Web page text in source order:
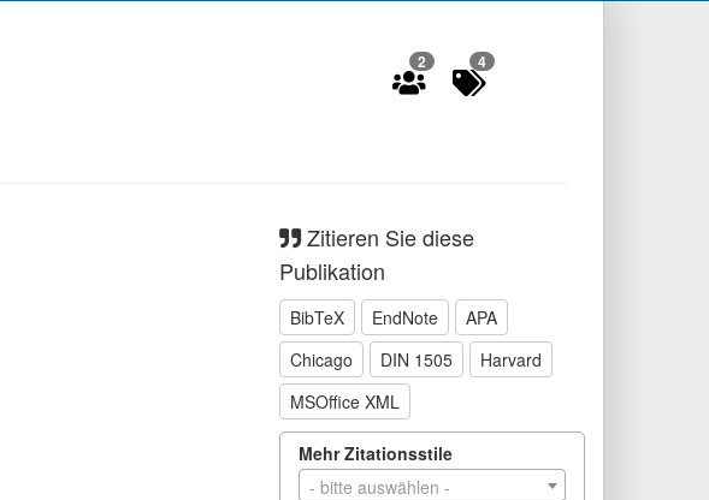
2 4
Zitieren Sie diese
Publikation
BibTeX EndNote
APA
Chicago
DIN 1505
Harvard
MSOffice XML
Mehr Zitationsstile
- bitte auswählen -